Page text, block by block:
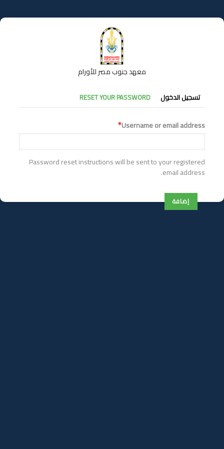
إلى
المحتوى
معهد جنوب مصر للأورام
التبويبات
الأساسية
تسجيل الدخول RESET YOUR PASSWORD
Username or email address
Password reset instructions will be sent to your registered
email address.